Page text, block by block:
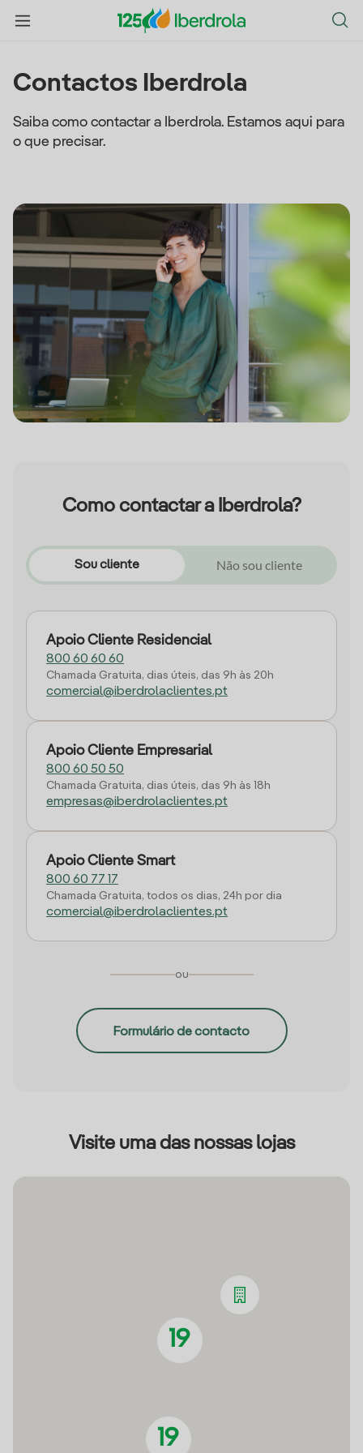
Contactos Iberdrola
Saiba como contactar a Iberdrola. Estamos aqui para
o que precisar.
Como contactar a Iberdrola?
Sou cliente Não sou cliente
Apoio Cliente Residencial
800 60 60 60
Chamada Gratuita, dias úteis, das 9h às 20h
comercial@iberdrolaclientes.pt
Apoio Cliente Empresarial
800 60 50 50
Chamada Gratuita, dias úteis, das 9h às 18h
empresas@iberdrolaclientes.pt
Apoio Cliente Smart
800 60 77 17
Chamada Gratuita, todos os dias, 24h por dia
comercial@iberdrolaclientes.pt
ou
Formulário de contacto
Visite uma das nossas lojas
19
19